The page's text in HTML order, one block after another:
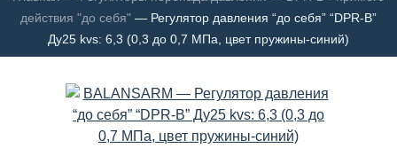
действия "до себя" — Регулятор давления “до себя” “DPR-B”
Ду25 kvs: 6,3 (0,3 до 0,7 МПа, цвет пружины-синий)